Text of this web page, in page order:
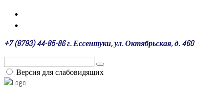
+7 (8793) 44-85-86 г. Ессентуки, ул. Октябрьская, д. 460
Версия для слабовидящих